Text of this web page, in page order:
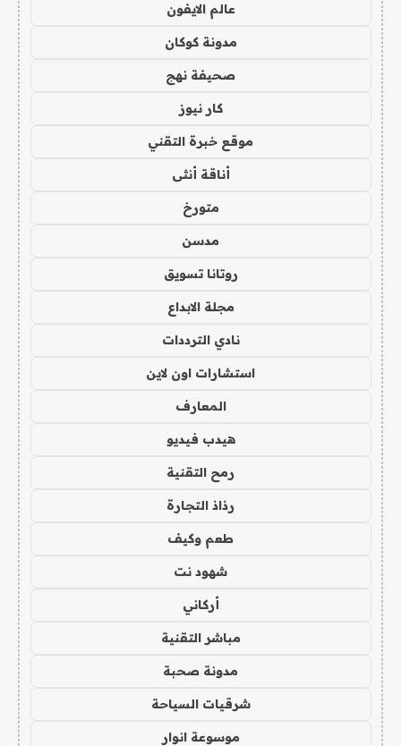
عالم الايفون
مدونة كوكان
صحيفة نهج
كار نيوز
موقع خبرة التقني
أناقة أنثى
متورخ
مدسن
روتانا تسويق
مجلة الابداع
نادي الترددات
استشارات اون لاين
المعارف
هيدب فيديو
رمح التقنية
رذاذ التجارة
طعم وكيف
شهود نت
أركاني
مباشر التقنية
مدونة صحبة
شرقيات السياحة
موسوعة انوار